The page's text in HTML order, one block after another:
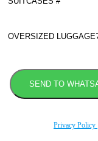
Privacy Policy